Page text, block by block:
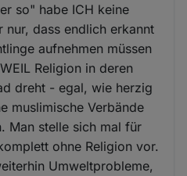
so" habe ICH keine
nur, dass endlich erkannt
aufnehmen müssen
Religion in deren
dreht - egal, wie herzig
muslimische Verbände
Man stelle sich mal für
ohne Religion vor.
Umweltprobleme,